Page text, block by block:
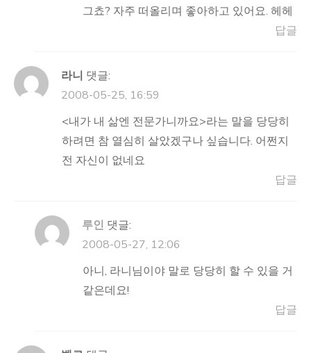
그쵸? 자주 떠올리며 좋아하고 있어요. 헤헤
답글
라니 댓글:
2008-05-25, 16:59
<내가 내 삶엔 전문가니까요>라는 말을 당당히
하려면 참 열심히 살았겠구나 싶습니다. 어쩐지
전 자신이 없네요
답글
루인 댓글:
2008-05-27, 12:06
아니, 라니님이야 말로 당당히 할 수 있을 거
같은데요!
답글